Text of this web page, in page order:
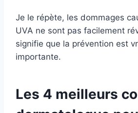
Je le répète, les dommages
UVA ne sont pas facilement
signifie que la prévention est
importante.
Les 4 meilleurs